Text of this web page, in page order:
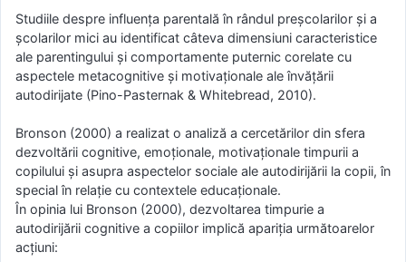
Studiile despre influența parentală în rândul preșcolarilor și a
școlarilor mici au identificat câteva dimensiuni caracteristice
ale parentingului și comportamente puternic corelate cu
aspectele metacognitive și motivaționale ale învățării
autodirijate (Pino-Pasternak & Whitebread, 2010).
Bronson (2000) a realizat o analiză a cercetărilor din sfera
dezvoltării cognitive, emoționale, motivaționale timpurii a
copilului și asupra aspectelor sociale ale autodirijării la copii, în
special în relație cu contextele educaționale.
În opinia lui Bronson (2000), dezvoltarea timpurie a
autodirijării cognitive a copiilor implică apariția următoarelor
acțiuni: